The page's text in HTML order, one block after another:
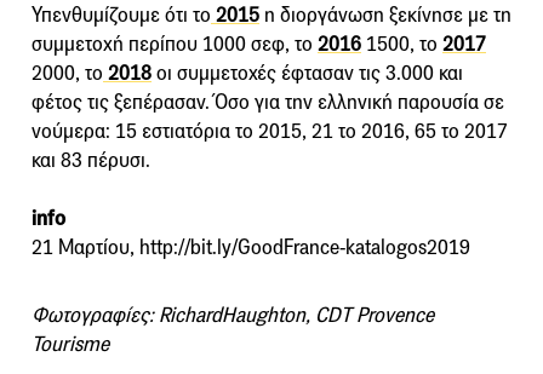
Υπενθυμίζουμε ότι το 2015 η διοργάνωση ξεκίνησε με τη
συμμετοχή περίπου 1000 σεφ, το 2016 1500, το 2017
2000, το 2018οι συμμετοχές έφτασαν τις 3.000 και
φέτος τις ξεπέρασαν. Όσο για την ελληνική παρουσία σε
νούμερα: 15 εστιατόρια το 2015, 21 το 2016, 65 το 2017
και 83 πέρυσι.
info
21 Μαρτίου, http://bit.ly/GoodFrance-katalogos2019
Φωτογραφίες: RichardHaughton, CDT Provence
Tourisme